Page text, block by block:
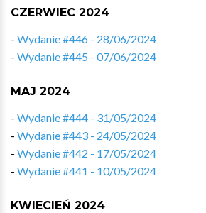
CZERWIEC 2024
- Wydanie #446 - 28/06/2024
- Wydanie #445 - 07/06/2024
MAJ 2024
- Wydanie #444 - 31/05/2024
- Wydanie #443 - 24/05/2024
- Wydanie #442 - 17/05/2024
- Wydanie #441 - 10/05/2024
KWIECIEŃ 2024